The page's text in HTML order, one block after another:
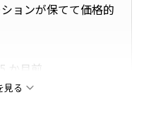
ョンが保てて価格的
5 か月前
見る